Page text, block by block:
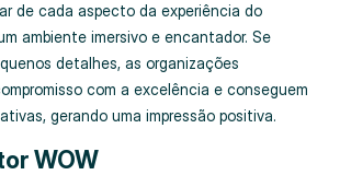
de cada aspecto da experiência do
ambiente imersivo e encantador. Se
detalhes, as organizações
com a excelência e conseguem
gerando uma impressão positiva.
WOW